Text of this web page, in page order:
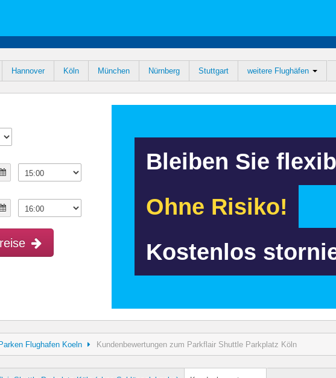
Hannover Köln München Nürnberg Stuttgart weitere Flughäfen
Bleiben Sie
Ohne Risiko!
Kostenlos
Parken Flughafen Koeln Kundenbewertungen zum Parkflair Shuttle Parkplatz Köln